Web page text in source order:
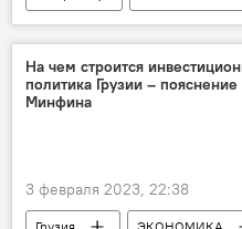
США
Китай
Пентагон
НАТО
На чем строится
политика Грузии – пояснение
Минфина
3 февраля 2023, 22:38
Грузия ЭКОНОМИКА